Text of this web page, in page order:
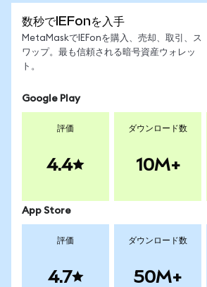
数秒でIEFonを入手
MetaMaskでIEFonを購入、売却、取引、ス
ワップ。最も信頼される暗号資産ウォレッ
ト。
Google Play
評価
4.4
ダウンロード数
10M+
App Store
評価
4.7
ダウンロード数
50M+